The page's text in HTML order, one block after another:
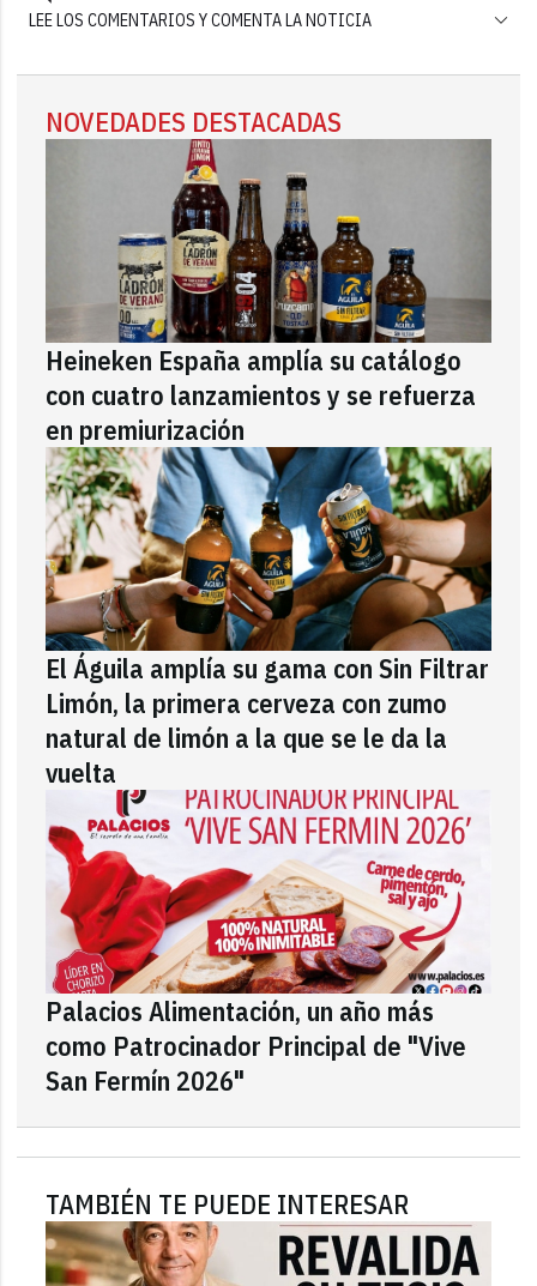
LEE LOS COMENTARIOS Y COMENTA LA NOTICIA
NOVEDADES DESTACADAS
Heineken España amplía su catálogo
con cuatro lanzamientos y se refuerza
en premiurización
El Águila amplía su gama con Sin Filtrar
Limón, la primera cerveza con zumo
natural de limón a la que se le da la
vuelta
Palacios Alimentación, un año más
como Patrocinador Principal de "Vive
San Fermín 2026"
TAMBIÉN TE PUEDE INTERESAR